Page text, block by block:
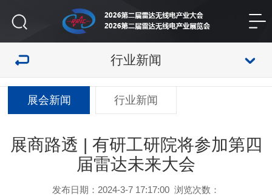
行业新闻
展会新闻 行业新闻
展商路透 | 有研工研院将参加第四
届雷达未来大会
发布日期：2024-3-7 17:17:00 浏览次数：